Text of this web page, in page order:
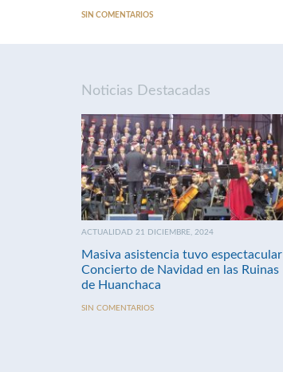
SIN COMENTARIOS
Noticias Destacadas
ACTUALIDAD 21 DICIEMBRE, 2024
Masiva asistencia tuvo espectacular
Concierto de Navidad en las Ruinas
de Huanchaca
SIN COMENTARIOS